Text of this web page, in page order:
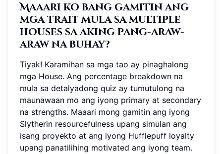
Maaari ko bang gamitin ang
mga trait mula sa multiple
houses sa aking pang-araw-
araw na buhay?
Tiyak! Karamihan sa mga tao ay pinaghalong
mga House. Ang percentage breakdown na
mula sa detalyadong quiz ay tumutulong na
maunawaan mo ang iyong primary at secondary
na strengths. Maaari mong gamitin ang iyong
Slytherin resourcefulness upang simulan ang
isang proyekto at ang iyong Hufflepuff loyalty
upang panatilihing motivated ang iyong team.